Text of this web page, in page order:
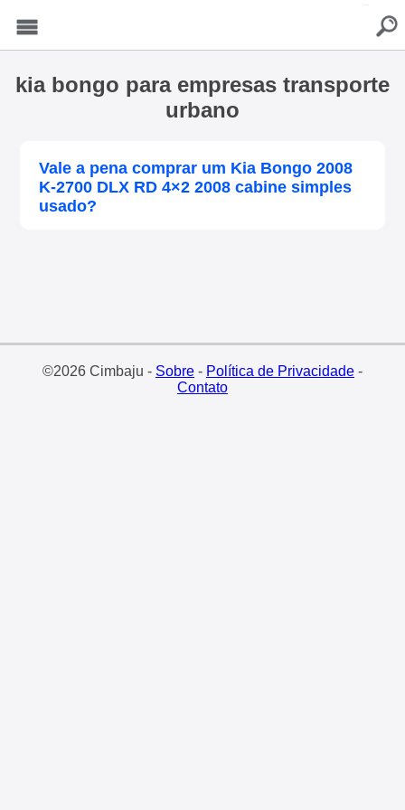
kia bongo para empresas transporte
urbano
Vale a pena comprar um Kia Bongo 2008
K-2700 DLX RD 4×2 2008 cabine simples
usado?
©2026 Cimbaju - Sobre- Política de Privacidade-
Contato